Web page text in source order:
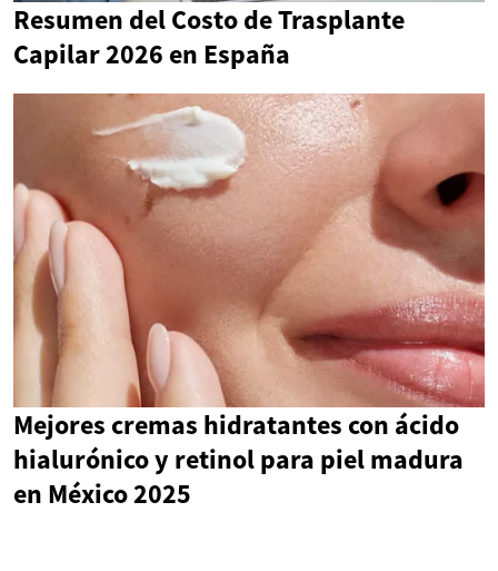
Resumen del Costo de Trasplante
Capilar 2026 en España
Mejores cremas hidratantes con ácido
hialurónico y retinol para piel madura
en México 2025